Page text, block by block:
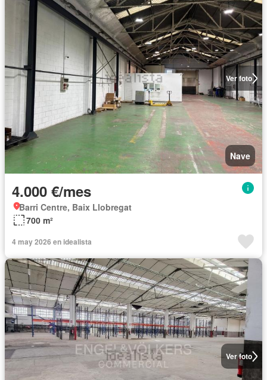
Ver foto
Nave
4.000 €/mes
Barri Centre, Baix Llobregat
700 m²
4 may 2026 en idealista
Ver foto